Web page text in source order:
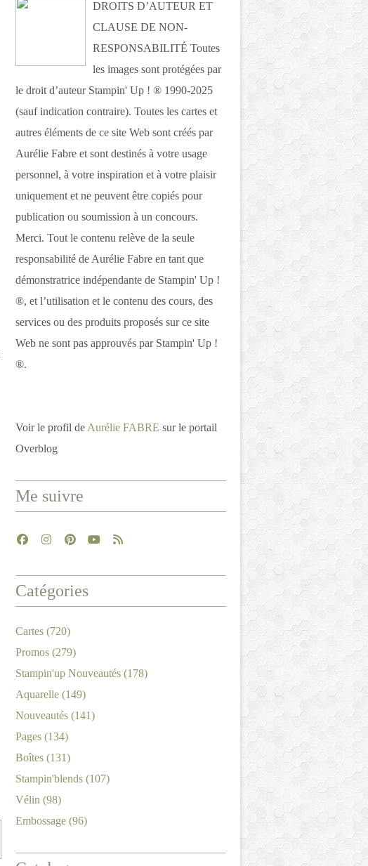
DROITS D’AUTEUR ET
CLAUSE DE NON-
RESPONSABILITÉ Toutes
les images sont protégées par
le droit d’auteur Stampin' Up ! ® 1990-2025
(sauf indication contraire). Toutes les cartes et
autres éléments de ce site Web sont créés par
Aurélie Fabre et sont destinés à votre usage
personnel, à votre inspiration et à votre plaisir
uniquement et ne peuvent être copiés pour
publication ou soumission à un concours.
Merci. Tout le contenu relève de la seule
responsabilité de Aurélie Fabre en tant que
démonstratrice indépendante de Stampin' Up !
®, et l’utilisation et le contenu des cours, des
services ou des produits proposés sur ce site
Web ne sont pas approuvés par Stampin' Up !
®.
Voir le profil de Aurélie FABRE sur le portail
Overblog
Me suivre
Catégories
Cartes (720)
Promos (279)
Stampin'up Nouveautés (178)
Aquarelle (149)
Nouveautés (141)
Pages (134)
Boîtes (131)
Stampin'blends (107)
Vélin (98)
Embossage (96)